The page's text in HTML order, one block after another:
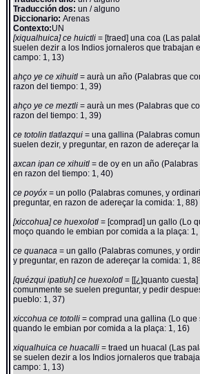
Traducción dos: un / alguno
Diccionario:Arenas
Contexto:UN
[xiqualhuica] ce huictli= [traed] una coa (Las
suelen dezir a los Indios jornaleros que trabajan
campo: 1, 13)
ahço ye ce xihuitl= aurà un año (Palabras que
razon del tiempo: 1, 39)
ahço ye ce meztli= aurà un mes (Palabras que
razon del tiempo: 1, 39)
ce totolin tlatlazqui= una gallina (Palabras
suelen dezir, y preguntar, en razon de adereçar
axcan ipan ce xihuitl= de oy en un año
en razon del tiempo: 1, 40)
ce poyóx= un pollo (Palabras comunes, y
preguntar, en razon de adereçar la comida: 1, 88)
[xiccohua] ce huexolotl= [comprad] un gallo (Lo
moço quando le embian por comida a la plaça: 1,
ce quanaca= un gallo (Palabras comunes, y
y preguntar, en razon de adereçar la comida: 1,
[quézqui ipatiuh] ce huexolotl= [[¿]quanto
comunmente se suelen preguntar, y pedir
pueblo: 1, 37)
xiccohua ce totolli= comprad una gallina (Lo
quando le embian por comida a la plaça: 1, 16)
xiqualhuica ce huacalli= traed un huacal (Las
se suelen dezir a los Indios jornaleros que
campo: 1, 13)